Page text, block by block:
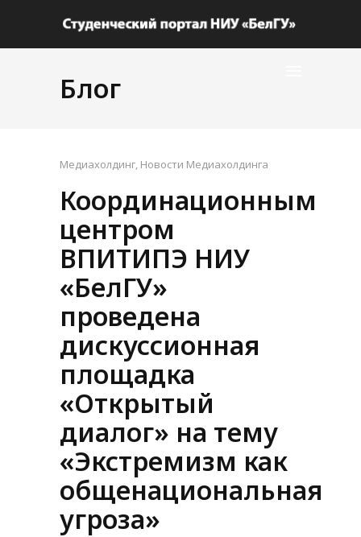
Блог
Медиахолдинг, Новости Медиахолдинга
Координационным
центром
ВПИТИПЭ НИУ
«БелГУ»
проведена
дискуссионная
площадка
«Открытый
диалог» на тему
«Экстремизм как
общенациональная
угроза»